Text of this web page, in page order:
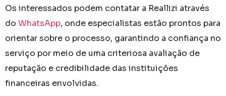
Os interessados podem contatar a Reallizi através
do WhatsApp, onde especialistas estão prontos para
orientar sobre o processo, garantindo a confiança no
serviço por meio de uma criteriosa avaliação de
reputação e credibilidade das instituições
financeiras envolvidas.